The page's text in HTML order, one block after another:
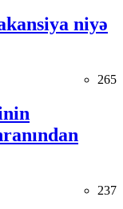
niyə
265
237